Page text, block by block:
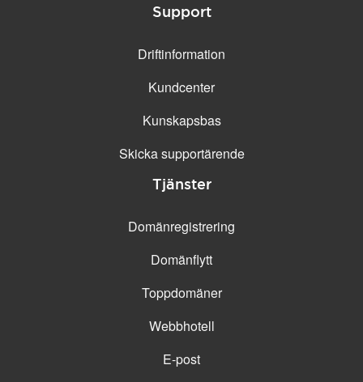
Support
Driftinformation
Kundcenter
Kunskapsbas
Skicka supportärende
Tjänster
Domänregistrering
Domänflytt
Toppdomäner
Webbhotell
E-post